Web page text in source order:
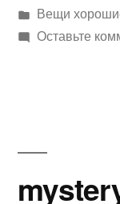
автором
Написано
в
Вещи
Оставьте